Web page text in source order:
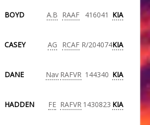
BOYD A.B RAAF 416041 KIA
CASEY AG RCAF R/204074KIA
DANE Nav RAFVR 144340 KIA
HADDEN FE RAFVR 1430823 KIA